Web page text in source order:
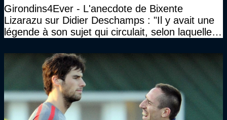
Girondins4Ever - L'anecdote de Bixente
Lizarazu sur Didier Deschamps : "Il y avait une
légende à son sujet qui circulait, selon laquelle il